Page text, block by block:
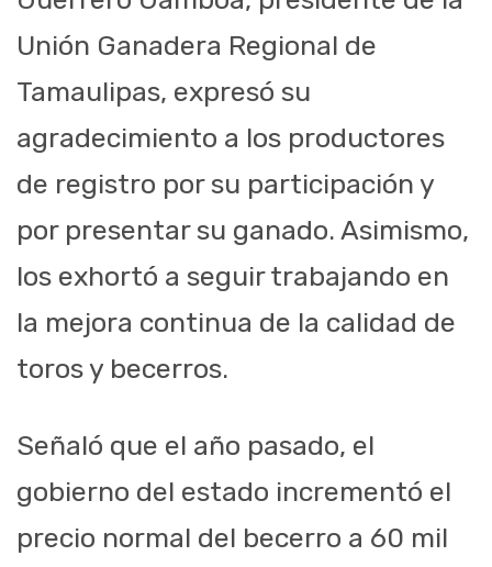
Unión Ganadera Regional de
Tamaulipas, expresó su
agradecimiento a los productores
de registro por su participación y
por presentar su ganado. Asimismo,
los exhortó a seguir trabajando en
la mejora continua de la calidad de
toros y becerros.
Señaló que el año pasado, el
gobierno del estado incrementó el
precio normal del becerro a 60 mil